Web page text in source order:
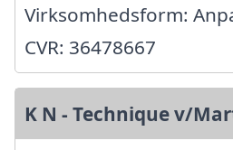
Virksomhedsform:
CVR: 36478667
K N - Technique v/